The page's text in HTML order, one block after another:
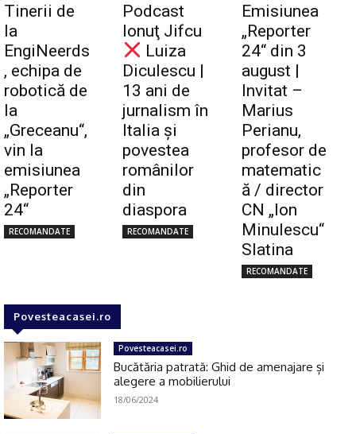
Tinerii de
la
EngiNeerds
, echipa de
robotică de
la
„Greceanu“,
vin la
emisiunea
„Reporter
24“
RECOMANDATE
Podcast
Ionuţ Jifcu
Luiza
Diculescu |
13 ani de
jurnalism în
Italia și
povestea
românilor
din
diaspora
RECOMANDATE
Emisiunea
„Reporter
24“ din 3
august |
Invitat –
Marius
Perianu,
profesor de
matematic
ă / director
CN „Ion
Minulescu“
Slatina
RECOMANDATE
Povesteacasei.ro
Povesteacasei.ro
Bucătăria patrată: Ghid de amenajare și
alegere a mobilierului
18/06/2024